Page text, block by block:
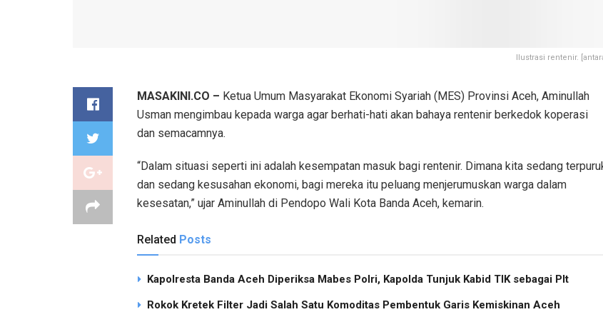
Ilustrasi rentenir.
MASAKINI.CO – Ketua Umum Masyarakat Ekonomi Syariah (MES) Provinsi Aceh, Aminullah
Usman mengimbau kepada warga agar berhati-hati akan bahaya rentenir berkedok koperasi
dan semacamnya.
“Dalam situasi seperti ini adalah kesempatan masuk bagi rentenir. Dimana kita sedang
dan sedang kesusahan ekonomi, bagi mereka itu peluang menjerumuskan warga dalam
kesesatan,” ujar Aminullah di Pendopo Wali Kota Banda Aceh, kemarin.
Related Posts
Kapolresta Banda Aceh Diperiksa Mabes Polri, Kapolda Tunjuk Kabid TIK sebagai Plt
Rokok Kretek Filter Jadi Salah Satu Komoditas Pembentuk Garis Kemiskinan Aceh